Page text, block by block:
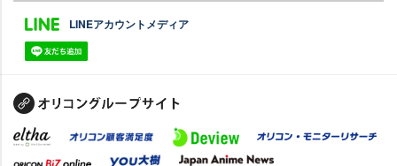
LINEアカウントメディア